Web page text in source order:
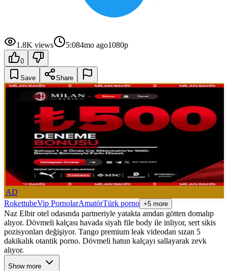
1.8K views 5:084mo ago1080p
0
Save Share
AD
RokettubeVip PornolarAmatörTürk porno +5 more
Naz Elbir otel odasında partneriyle yatakta amdan götten domalıp
alıyor. Dövmeli kalçası havada siyah file body ile inliyor, sert sikis
pozisyonları değişiyor. Tango premium leak videodan sızan 5
dakikalık otantik porno. Dövmeli hatun kalçayı sallayarak zevk
alıyor.
Show more